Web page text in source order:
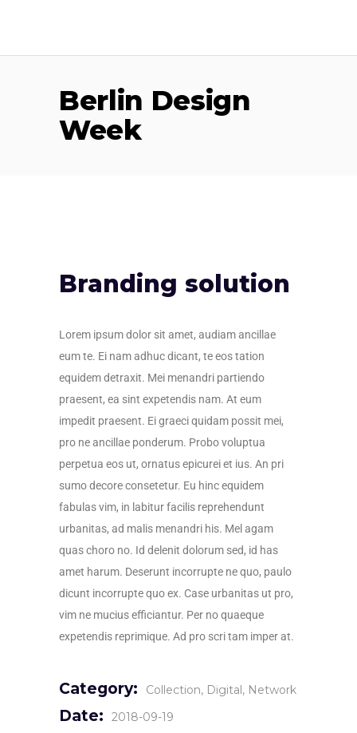
Berlin Design
Week
Branding solution
Lorem ipsum dolor sit amet, audiam ancillae
eum te. Ei nam adhuc dicant, te eos tation
equidem detraxit. Mei menandri partiendo
praesent, ea sint expetendis nam. At eum
impedit praesent. Ei graeci quidam possit mei,
pro ne ancillae ponderum. Probo voluptua
perpetua eos ut, ornatus epicurei et ius. An pri
sumo decore consetetur. Eu hinc equidem
fabulas vim, in labitur facilis reprehendunt
urbanitas, ad malis menandri his. Mel agam
quas choro no. Id delenit dolorum sed, id has
amet harum. Deserunt incorrupte ne quo, paulo
dicunt incorrupte quo ex. Case urbanitas ut pro,
vim ne mucius efficiantur. Per no quaeque
expetendis reprimique. Ad pro scri tam imper at.
Category: Collection Digital Network
Date: 2018-09-19